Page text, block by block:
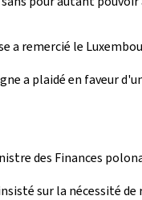
a remercié le
a plaidé en faveur
des Finances
sur la nécessité